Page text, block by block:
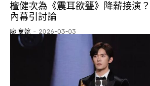
檀健次為《震耳欲聾》降薪接演
內幕引討論
廖 育婉 - 2026-03-03